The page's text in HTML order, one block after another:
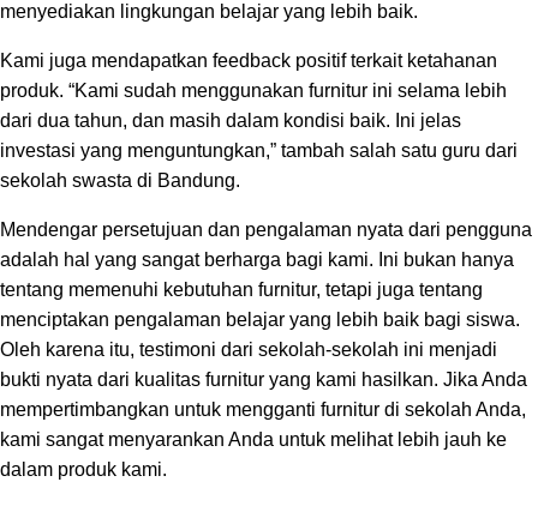
menyediakan lingkungan belajar yang lebih baik.
Kami juga mendapatkan feedback positif terkait ketahanan
produk. “Kami sudah menggunakan furnitur ini selama lebih
dari dua tahun, dan masih dalam kondisi baik. Ini jelas
investasi yang menguntungkan,” tambah salah satu guru dari
sekolah swasta di Bandung.
Mendengar persetujuan dan pengalaman nyata dari pengguna
adalah hal yang sangat berharga bagi kami. Ini bukan hanya
tentang memenuhi kebutuhan furnitur, tetapi juga tentang
menciptakan pengalaman belajar yang lebih baik bagi siswa.
Oleh karena itu, testimoni dari sekolah-sekolah ini menjadi
bukti nyata dari kualitas furnitur yang kami hasilkan. Jika Anda
mempertimbangkan untuk mengganti furnitur di sekolah Anda,
kami sangat menyarankan Anda untuk melihat lebih jauh ke
dalam produk kami.